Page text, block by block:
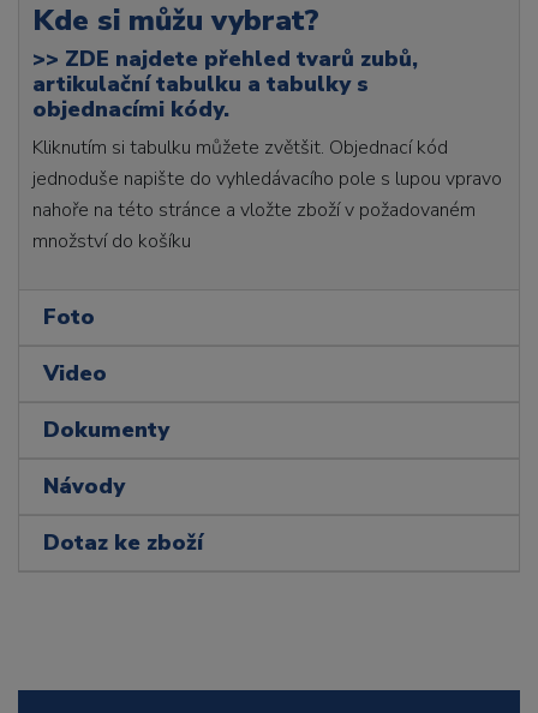
Kde si můžu vybrat?
>> ZDE najdete přehled tvarů zubů,
artikulační tabulku a tabulky s
objednacími kódy.
Kliknutím si tabulku můžete zvětšit. Objednací kód
jednoduše napište do vyhledávacího pole s lupou vpravo
nahoře na této stránce a vložte zboží v požadovaném
množství do košíku
Foto
Video
Dokumenty
Návody
Dotaz ke zboží